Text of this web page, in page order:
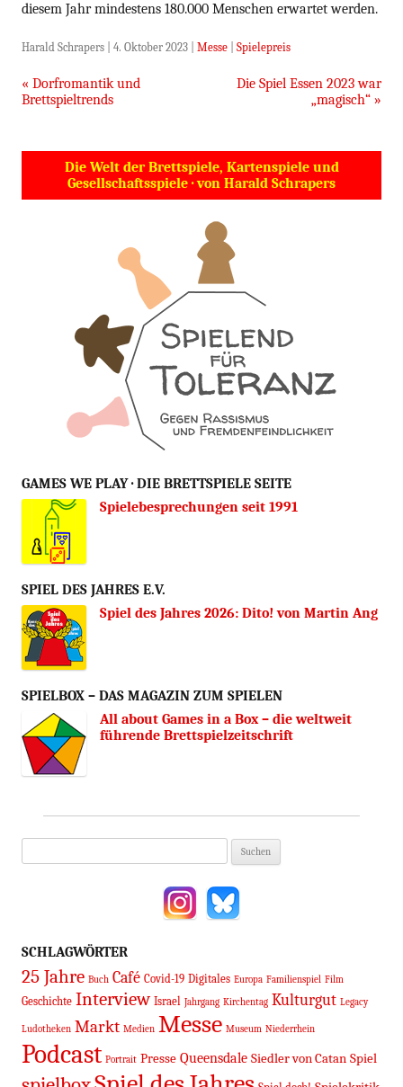
diesem Jahr mindestens 180.000 Menschen erwartet werden.
Harald Schrapers 4. Oktober 2023 Messe Spielepreis
Beitragsnavigation
« Dorfromantik und
Brettspieltrends
Die Spiel Essen 2023 war
„magisch“ »
Die Welt der Brettspiele, Kartenspiele und
Gesellschaftsspiele · von Harald Schrapers
GAMES WE PLAY · DIE BRETTSPIELE SEITE
Spielebesprechungen seit 1991
SPIEL DES JAHRES E.V.
Spiel des Jahres 2026: Dito! von Martin Ang
SPIELBOX – DAS MAGAZIN ZUM SPIELEN
All about Games in a Box – die weltweit
führende Brettspielzeitschrift
SCHLAGWÖRTER
25 Jahre Buch Café Covid-19 Digitales Europa Familienspiel Film
Geschichte Interview Israel Jahrgang Kirchentag Kulturgut Legacy
Ludotheken Markt Medien Messe Museum Niederrhein
Podcast Portrait Presse Queensdale Siedler von Catan Spiel